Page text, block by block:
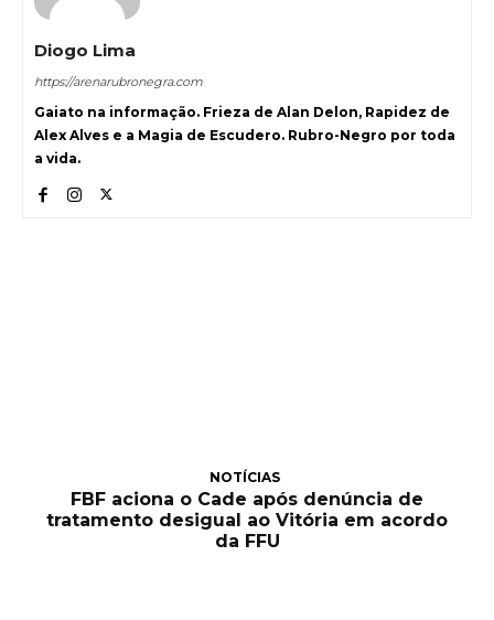
Diogo Lima
https://arenarubronegra.com
Gaiato na informação. Frieza de Alan Delon, Rapidez de
Alex Alves e a Magia de Escudero. Rubro-Negro por toda
a vida.
NOTÍCIAS
FBF aciona o Cade após denúncia de
tratamento desigual ao Vitória em acordo
da FFU